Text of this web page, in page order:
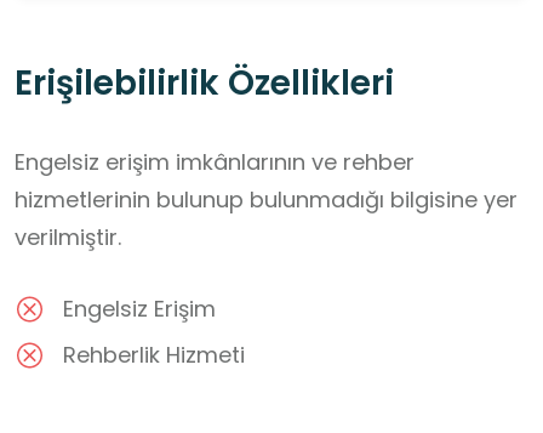
Erişilebilirlik Özellikleri
Engelsiz erişim imkânlarının ve rehber
hizmetlerinin bulunup bulunmadığı bilgisine yer
verilmiştir.
Engelsiz Erişim
Rehberlik Hizmeti